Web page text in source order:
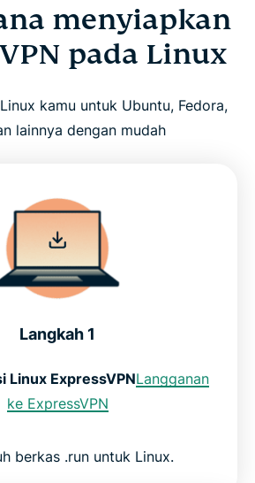
menyiapkan
pada Linux
kamu untuk Ubuntu, Fedora,
lainnya dengan mudah
Langkah 1
Linux ExpressVPNLangganan
ke ExpressVPN
berkas .run untuk Linux.